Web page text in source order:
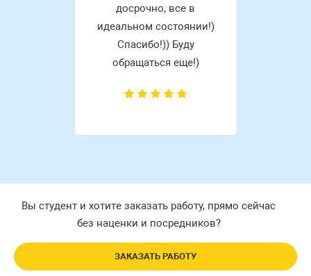
досрочно, все в
идеальном состоянии!)
Спасибо!)) Буду
обращаться еще!)
Вы студент и хотите заказать работу, прямо сейчас
без наценки и посредников?
ЗАКАЗАТЬ РАБОТУ